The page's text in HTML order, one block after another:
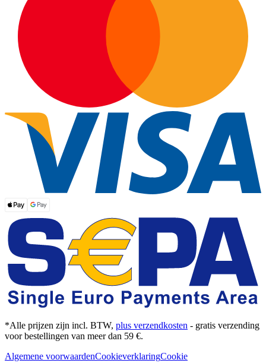
*Alle prijzen zijn incl. BTW, plus verzendkosten - gratis verzending
voor bestellingen van meer dan 59 €.
Algemene voorwaardenCookieverklaringCookie